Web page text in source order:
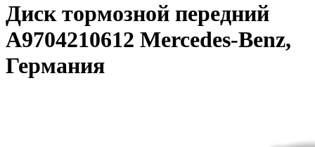
Диск тормозной передний
A9704210612 Mercedes-Benz,
Германия